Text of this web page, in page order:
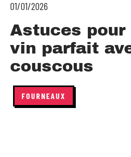
01/01/2026
Astuces
vin parfait
couscous
FOURNEAUX